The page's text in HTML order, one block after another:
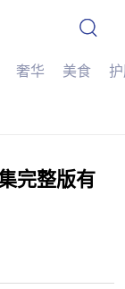
奢华 美食
完整版有